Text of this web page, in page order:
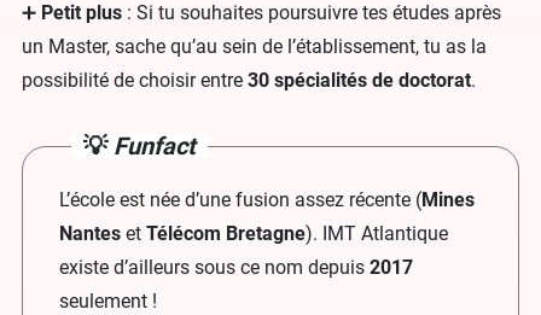
➕ Petit plus : Si tu souhaites poursuivre tes études après
un Master, sache qu’au sein de l’établissement, tu as la
possibilité de choisir entre 30 spécialités de doctorat.
💡 Funfact
L’école est née d’une fusion assez récente (Mines
Nantes et Télécom Bretagne). IMT Atlantique
existe d’ailleurs sous ce nom depuis 2017
seulement !